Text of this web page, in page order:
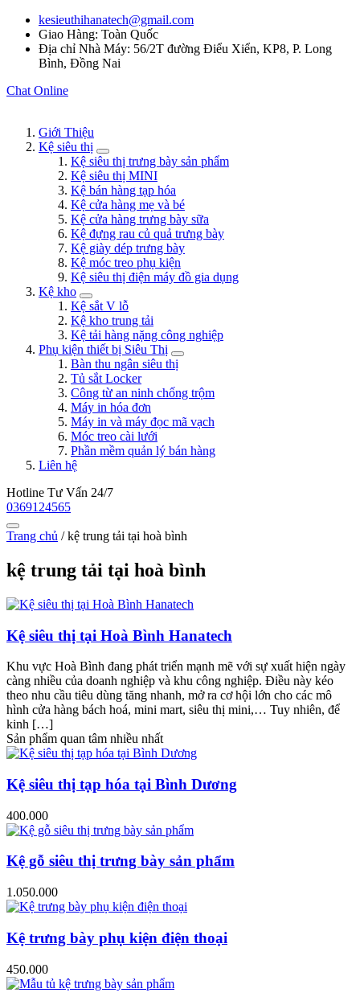
kesieuthihanatech@gmail.com
Giao Hàng: Toàn Quốc
Địa chỉ Nhà Máy: 56/2T đường Điểu Xiển, KP8, P. Long
Bình, Đồng Nai
Chat Online
Giới Thiệu
Kệ siêu thị
Kệ siêu thị trưng bày sản phẩm
Kệ siêu thị MINI
Kệ bán hàng tạp hóa
Kệ cửa hàng mẹ và bé
Kệ cửa hàng trưng bày sữa
Kệ đựng rau củ quả trưng bày
Kệ giày dép trưng bày
Kệ móc treo phụ kiện
Kệ siêu thị điện máy đồ gia dụng
Kệ kho
Kệ sắt V lỗ
Kệ kho trung tải
Kệ tải hàng nặng công nghiệp
Phụ kiện thiết bị Siêu Thị
Bàn thu ngân siêu thị
Tủ sắt Locker
Công từ an ninh chống trộm
Máy in hóa đơn
Máy in và máy đọc mã vạch
Móc treo cài lưới
Phần mềm quản lý bán hàng
Liên hệ
Hotline Tư Vấn 24/7
0369124565
Trang chủ /kệ trung tải tại hoà bình
kệ trung tải tại hoà bình
Kệ siêu thị tại Hoà Bình Hanatech
Khu vực Hoà Bình đang phát triển mạnh mẽ với sự xuất hiện ngày
càng nhiều của doanh nghiệp và khu công nghiệp. Điều này kéo
theo nhu cầu tiêu dùng tăng nhanh, mở ra cơ hội lớn cho các mô
hình cửa hàng bách hoá, mini mart, siêu thị mini,… Tuy nhiên, để
kinh […]
Sản phẩm quan tâm nhiều nhất
Kệ siêu thị tạp hóa tại Bình Dương
400.000
Kệ gỗ siêu thị trưng bày sản phẩm
1.050.000
Kệ trưng bày phụ kiện điện thoại
450.000